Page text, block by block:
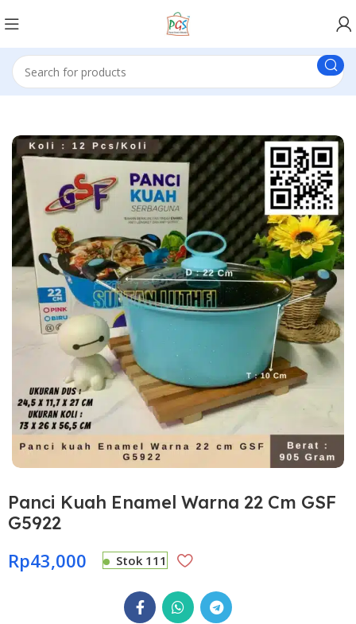
Panci Kuah Enamel Warna 22 Cm GSF
G5922
Rp43,000 Stok 111